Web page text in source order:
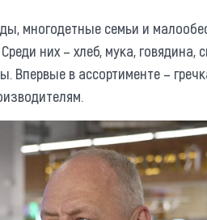
многодетные семьи и
них – хлеб, мука, говядина,
Впервые в ассортименте –